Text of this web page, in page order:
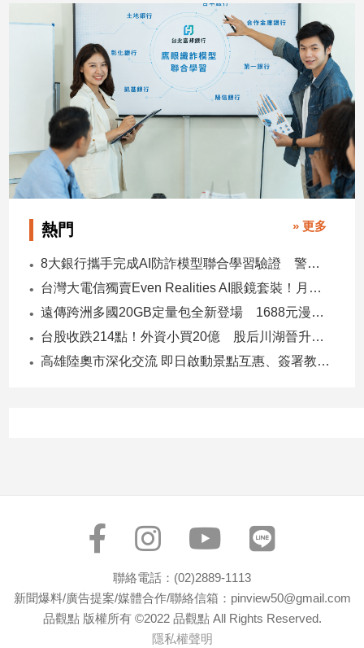
熱門 » 更多
8大銀行攜手完成AI防詐模型聯合學習驗證 警示帳戶準確度提升2倍
台灣大電信獨賣Even Realities AI眼鏡套裝！月付1399元 專案價3990
遠傳跨洲多國20GB定量包全新登場 1688元漫遊逾百國家！
台股收跌214點！外資小買20億 股后川湖晉升萬金股
高雄陸奧市深化交流 即日啟動景點互惠、簽署教育合作MOU
聯絡電話：(02)2889-1113
新聞爆料/廣告提案/媒體合作/聯絡信箱：pinview50@gmail.com
品觀點 版權所有 ©2022 品觀點 All Rights Reserved.
隱私權聲明